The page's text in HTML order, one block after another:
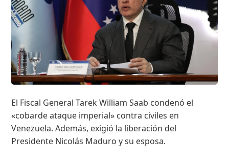
El Fiscal General Tarek William Saab condenó el
«cobarde ataque imperial» contra civiles en
Venezuela. Además, exigió la liberación del
Presidente Nicolás Maduro y su esposa.